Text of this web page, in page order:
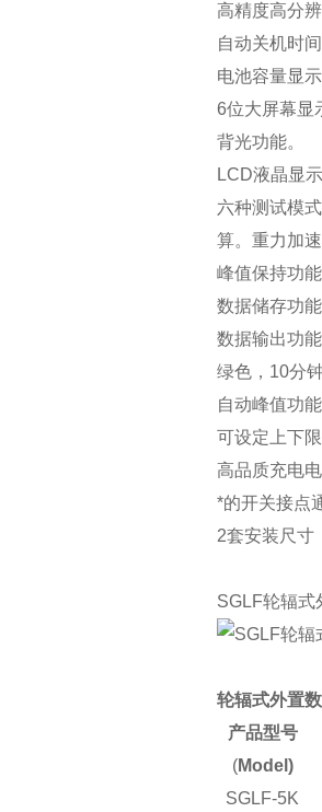
高精度高分
自动关机时
电池容量显
6位大屏幕显
背光功能。
LCD液晶显
六种测试模
算。重力加
峰值保持功
数据储存功
数据输出功
绿色，10分
自动峰值功
可设定上下
高品质充电
*的开关接点
2套安装尺寸
SGLF轮辐式
轮辐式外置
产品型号
(Model)
SGLF-5K